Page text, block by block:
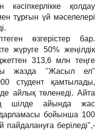
қолдау
тұрғын үй мәселелері
өзгерістер бар.
жүруге 50% жеңілдік
313,6 млн теңге
жазда "Жасыл ел"
студент қамтылады,
айлық төленеді. Айта
шілде айында жас
бойынша 100
пайдалануға беріледі",-